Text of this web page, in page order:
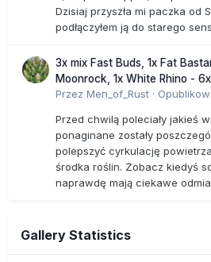
Dzisiaj przyszła mi paczka od
podłączyłem ją do starego
3x mix Fast Buds, 1x Fat
Moonrock, 1x White Rhino -
Przez Men_of_Rust ·
Przed chwilą poleciały jakieś
ponaginane zostały
polepszyć cyrkulację
środka roślin. Zobacz kiedyś
naprawdę mają ciekawe
Gallery Statistics